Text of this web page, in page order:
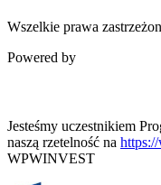
Wszelkie prawa
Powered by
Jesteśmy uczestnikiem
naszą rzetelność na
WPWINVEST